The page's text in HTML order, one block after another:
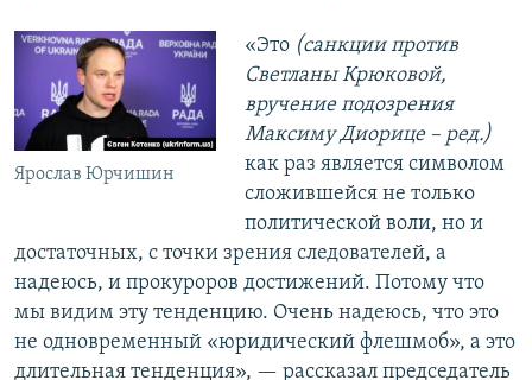
Ярослав Юрчишин
«Это(санкции против
Светланы Крюковой,
вручение подозрения
Максиму Диорице – ред.)
как раз является символом
сложившейся не только
политической воли, но и
достаточных, с точки зрения следователей, а
надеюсь, и прокуроров достижений. Потому что
мы видим эту тенденцию. Очень надеюсь, что это
не одновременный «юридический флешмоб», а это
длительная тенденция», — рассказал председатель